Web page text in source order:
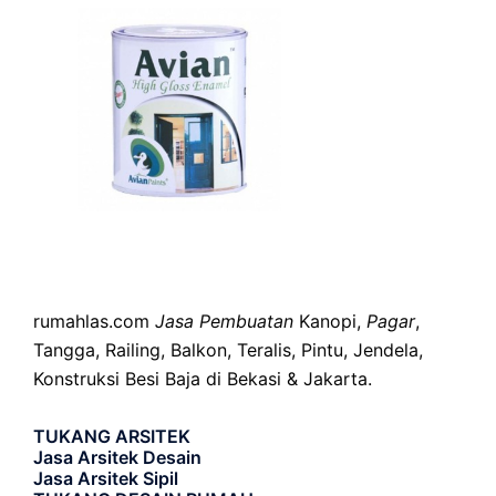
rumahlas.com Jasa Pembuatan Kanopi, Pagar,
Tangga, Railing, Balkon, Teralis, Pintu, Jendela,
Konstruksi Besi Baja di Bekasi & Jakarta.
TUKANG ARSITEK
Jasa Arsitek Desain
Jasa Arsitek Sipil